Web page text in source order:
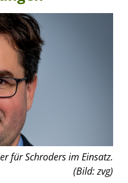
für Schroders im Einsatz.
(Bild: zvg)